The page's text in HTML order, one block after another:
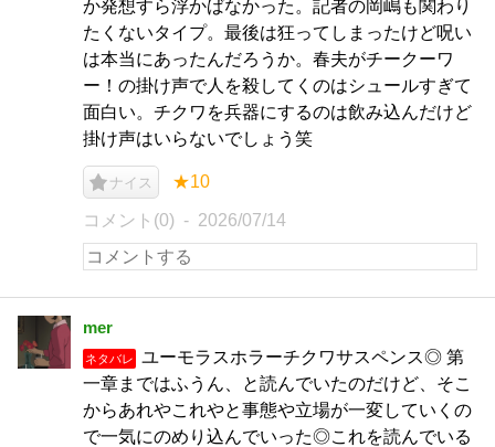
か発想すら浮かばなかった。記者の岡嶋も関わり
たくないタイプ。最後は狂ってしまったけど呪い
は本当にあったんだろうか。春夫がチークーワ
ー！の掛け声で人を殺してくのはシュールすぎて
面白い。チクワを兵器にするのは飲み込んだけど
掛け声はいらないでしょう笑
ナイス ★10
コメント(0) 2026/07/14
mer
ネタバレ
ユーモラスホラーチクワサスペンス◎ 第
一章まではふうん、と読んでいたのだけど、そこ
からあれやこれやと事態や立場が一変していくの
で一気にのめり込んでいった◎これを読んでいる